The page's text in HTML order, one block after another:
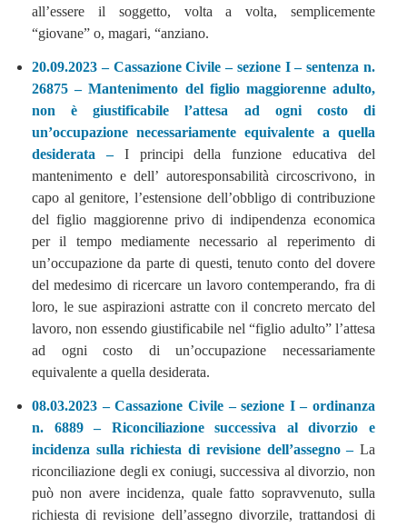
all’essere il soggetto, volta a volta, semplicemente
“giovane” o, magari, “anziano.
20.09.2023 – Cassazione Civile – sezione I – sentenza n.
26875 – Mantenimento del figlio maggiorenne adulto,
non è giustificabile l’attesa ad ogni costo di
un’occupazione necessariamente equivalente a quella
desiderata – I principi della funzione educativa del
mantenimento e dell’ autoresponsabilità circoscrivono, in
capo al genitore, l’estensione dell’obbligo di contribuzione
del figlio maggiorenne privo di indipendenza economica
per il tempo mediamente necessario al reperimento di
un’occupazione da parte di questi, tenuto conto del dovere
del medesimo di ricercare un lavoro contemperando, fra di
loro, le sue aspirazioni astratte con il concreto mercato del
lavoro, non essendo giustificabile nel “figlio adulto” l’attesa
ad ogni costo di un’occupazione necessariamente
equivalente a quella desiderata.
08.03.2023 – Cassazione Civile – sezione I – ordinanza
n. 6889 – Riconciliazione successiva al divorzio e
incidenza sulla richiesta di revisione dell’assegno – La
riconciliazione degli ex coniugi, successiva al divorzio, non
può non avere incidenza, quale fatto sopravvenuto, sulla
richiesta di revisione dell’assegno divorzile, trattandosi di